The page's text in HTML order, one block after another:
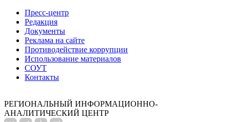
Пресс-центр
Редакция
Документы
Реклама на сайте
Противодействие коррупции
Использование материалов
СОУТ
Контакты
РЕГИОНАЛЬНЫЙ ИНФОРМАЦИОННО-
АНАЛИТИЧЕСКИЙ ЦЕНТР